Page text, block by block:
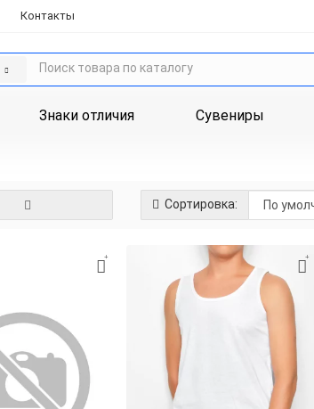
Контакты
Знаки отличия Сувениры
Сортировка: